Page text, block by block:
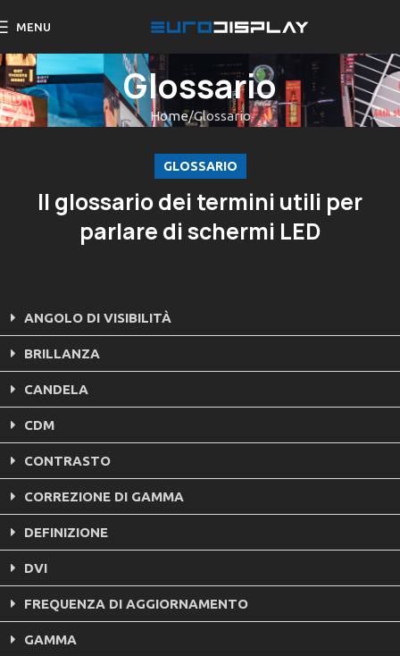
MENU
Glossario
Home Glossario
GLOSSARIO
Il glossario dei termini utili per
parlare di schermi LED
ANGOLO DI VISIBILITÀ
BRILLANZA
CANDELA
CDM
CONTRASTO
CORREZIONE DI GAMMA
DEFINIZIONE
DVI
FREQUENZA DI AGGIORNAMENTO
GAMMA